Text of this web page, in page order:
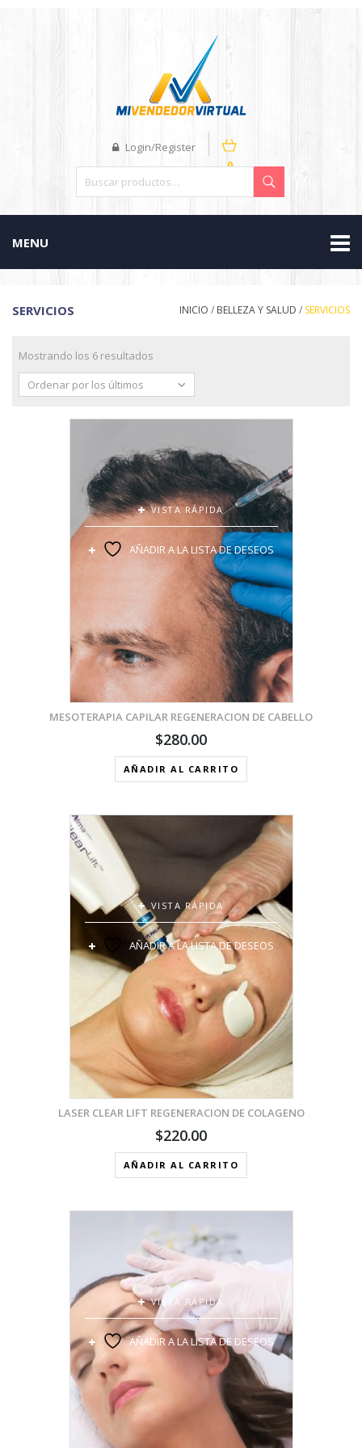
0
Login/Register
MENU
SERVICIOS INICIO / BELLEZA Y SALUD / SERVICIOS
Mostrando los 6 resultados
Ordenar por los últimos
VISTA RÁPIDA
AÑADIR A LA LISTA DE DESEOS
MESOTERAPIA CAPILAR REGENERACION DE CABELLO
$280.00
AÑADIR AL CARRITO
VISTA RÁPIDA
AÑADIR A LA LISTA DE DESEOS
LASER CLEAR LIFT REGENERACION DE COLAGENO
$220.00
AÑADIR AL CARRITO
VISTA RÁPIDA
AÑADIR A LA LISTA DE DESEOS